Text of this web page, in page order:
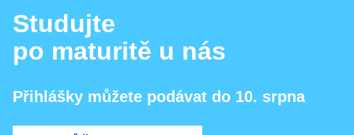
Studujte
po maturitě u nás
Přihlášky můžete podávat do 10. srpna